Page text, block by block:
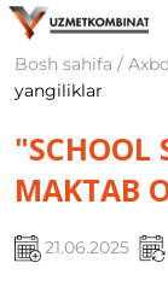
Bosh sahifa /
yangiliklar
"SCHOOL
MAKTAB
21.06.2025